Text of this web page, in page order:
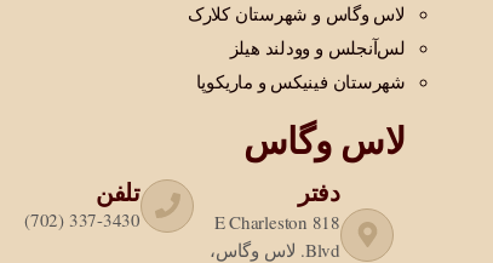
لاس وگاس و شهرستان کلارک
لس‌آنجلس و وودلند هیلز
شهرستان فینیکس و ماریکوپا
لاس وگاس
دفتر
818 E Charleston
Blvd. لاس وگاس،
تلفن
‎(702) 337-3430‎